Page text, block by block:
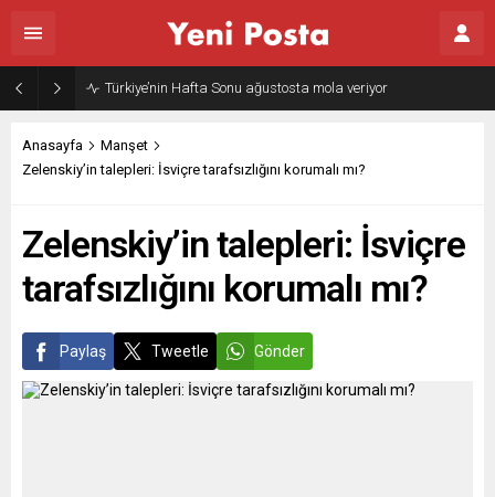
Türkiye’nin Hafta Sonu ağustosta mola veriyor
Anasayfa
Manşet
Zelenskiy’in talepleri: İsviçre tarafsızlığını korumalı mı?
Zelenskiy’in talepleri: İsviçre
tarafsızlığını korumalı mı?
Paylaş Tweetle Gönder